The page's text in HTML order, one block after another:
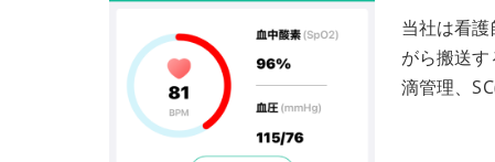
当社は看
がら搬送
滴管理、